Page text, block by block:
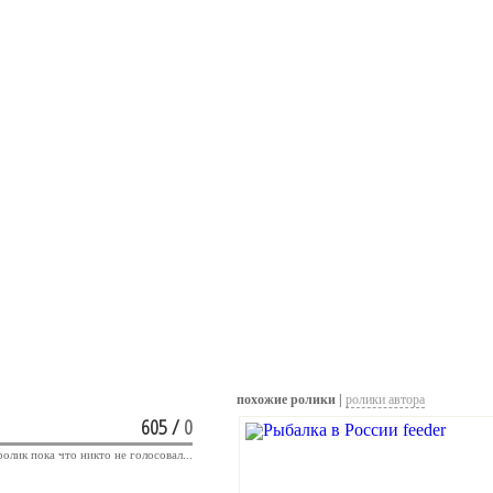
605/0
пока что никто не голосовал...
похожие ролики | ролики автора